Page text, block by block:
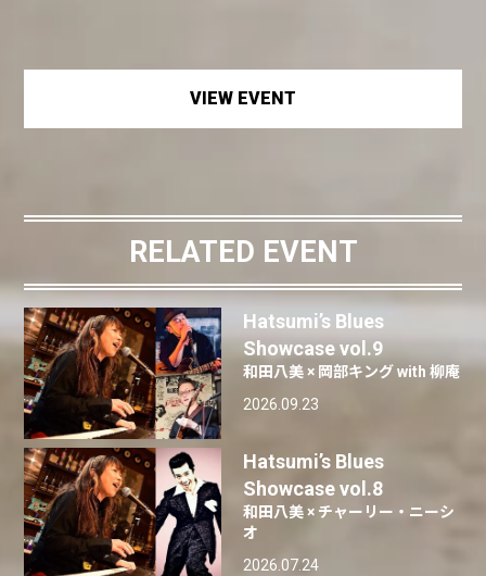
VIEW EVENT
RELATED EVENT
Hatsumi’s Blues
Showcase vol.9
和田八美 × 岡部キング with 柳庵
2026.09.23
Hatsumi’s Blues
Showcase vol.8
和田八美 × チャーリー・ニーシ
オ
2026.07.24